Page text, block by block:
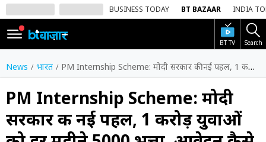
BUSINESS TODAY BT BAZAAR INDIA
BT TV Search
SIGN
IN
Dark
Mode
होम
News भारत PM Internship Scheme: मोदी सरकार की नई पहल, 1 करोड़ युवाओं को हर महीने ₹5000 भत्ता, आवेदन कैसे करें"
PM Internship Scheme: मोदी
सरकार की नई पहल, 1 करोड़ युवाओं